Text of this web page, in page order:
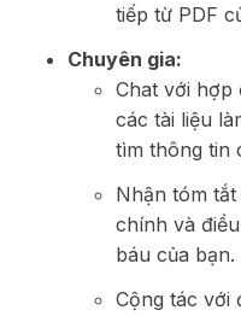
tiếp từ PDF
Chuyên gia:
Chat với hợp
các tài liệu
tìm thông tin
Nhận tóm
chính và
báu của bạn.
Cộng tác với